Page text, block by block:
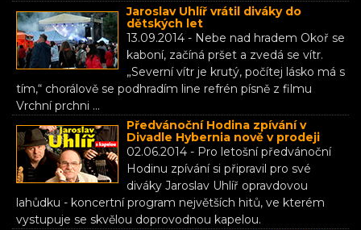
Jaroslav Uhlíř vrátil diváky do
dětských let
13.09.2014 - Nebe nad hradem Okoř se
kaboní, začíná pršet a zvedá se vítr.
„Severní vítr je krutý, počítej lásko má s
tím,“ chorálově se podhradím line refrén písně z filmu
Vrchní prchni ...
Předvánoční Hodina zpívání v
Divadle Hybernia nově v prodeji
02.06.2014 - Pro letošní předvánoční
Hodinu zpívání si připravil pro své
diváky Jaroslav Uhlíř opravdovou
lahůdku - koncertní program největších hitů, ve kterém
vystupuje se skvělou doprovodnou kapelou.